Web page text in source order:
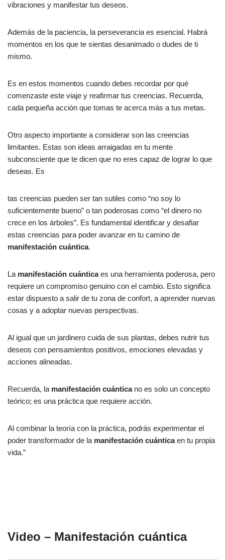
vibraciones y manifestar tus deseos.
Además de la paciencia, la perseverancia es esencial. Habrá
momentos en los que te sientas desanimado o dudes de ti
mismo.
Es en estos momentos cuando debes recordar por qué
comenzaste este viaje y reafirmar tus creencias. Recuerda,
cada pequeña acción que tomas te acerca más a tus metas.
Otro aspecto importante a considerar son las creencias
limitantes. Estas son ideas arraigadas en tu mente
subconsciente que te dicen que no eres capaz de lograr lo que
deseas. Es
tas creencias pueden ser tan sutiles como “no soy lo
suficientemente bueno” o tan poderosas como “el dinero no
crece en los árboles”. Es fundamental identificar y desafiar
estas creencias para poder avanzar en tu camino de
manifestación cuántica.
La manifestación cuánticaes una herramienta poderosa, pero
requiere un compromiso genuino con el cambio. Esto significa
estar dispuesto a salir de tu zona de confort, a aprender nuevas
cosas y a adoptar nuevas perspectivas.
Al igual que un jardinero cuida de sus plantas, debes nutrir tus
deseos con pensamientos positivos, emociones elevadas y
acciones alineadas.
Recuerda, la manifestación cuánticano es solo un concepto
teórico; es una práctica que requiere acción.
Al combinar la teoría con la práctica, podrás experimentar el
poder transformador de la manifestación cuánticaen tu propia
vida.”
Video – Manifestación cuántica